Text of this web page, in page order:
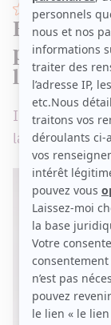
Bernard
publicité
le monde
Il s'agit d'un
la Société